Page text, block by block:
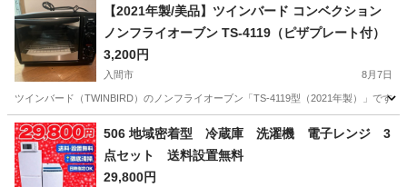
【2021年製/美品】ツインバード コンベクション
ノンフライオーブン TS-4119（ピザプレート付）
3,200円
入間市 8月7日
ツインバード（TWINBIRD）のノンフライオーブン「TS-4119型（2021年製）」です
埼玉 入間市 キッチン家電
506 地域密着型 冷蔵庫 洗濯機 電子レンジ 3
点セット 送料設置無料
29,800円